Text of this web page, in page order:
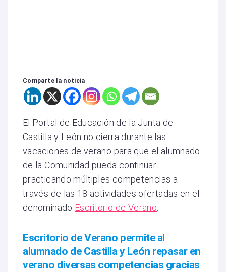
Comparte la noticia
El Portal de Educación de la Junta de
Castilla y León no cierra durante las
vacaciones de verano para que el alumnado
de la Comunidad pueda continuar
practicando múltiples competencias a
través de las 18 actividades ofertadas en el
denominado Escritorio de Verano
Escritorio de Verano permite al
alumnado de Castilla y León repasar en
verano diversas competencias gracias